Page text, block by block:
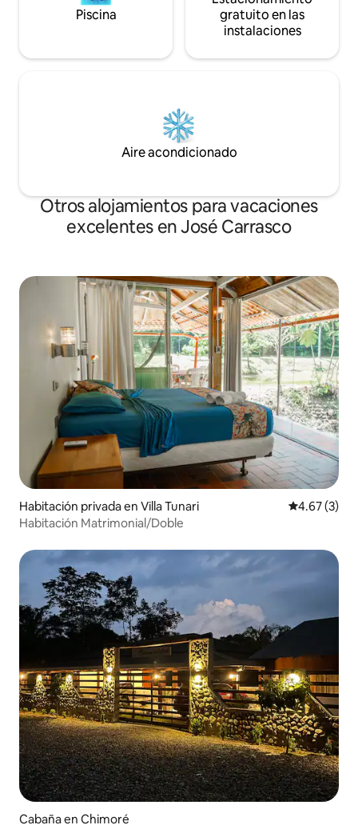
Piscina
gratuito en las
instalaciones
Aire acondicionado
Otros alojamientos para vacaciones
excelentes en José Carrasco
Habitación privada en Villa Tunari Calificación
4.67 (3)
Habitación Matrimonial/Doble
Cabaña en Chimoré